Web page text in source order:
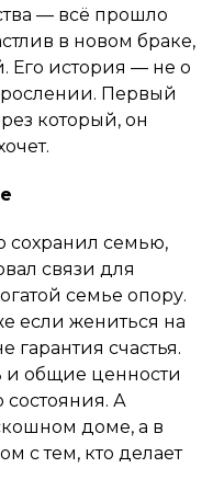
— всё прошло
в новом браке,
Его история — не о
Первый
который, он
сохранил семью,
связи для
семье опору.
если жениться на
счастья.
и общие ценности
А
доме, а в
с тем, кто делает